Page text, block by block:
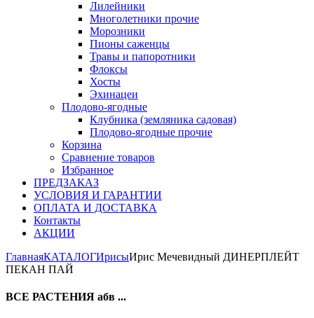
Лилейники
Многолетники прочие
Морозники
Пионы саженцы
Травы и папоротники
Флоксы
Хосты
Эхинацеи
Плодово-ягодные
Клубника (земляника садовая)
Плодово-ягодные прочие
Корзина
Сравнение товаров
Избранное
ПРЕДЗАКАЗ
УСЛОВИЯ И ГАРАНТИИ
ОПЛАТА И ДОСТАВКА
Контакты
АКЦИИ
ГлавнаяКАТАЛОГИрисыИрис Мечевидный ДИНЕРПЛЕЙТ
ПЕКАН ПАЙ
ВСЕ РАСТЕНИЯ абв ...